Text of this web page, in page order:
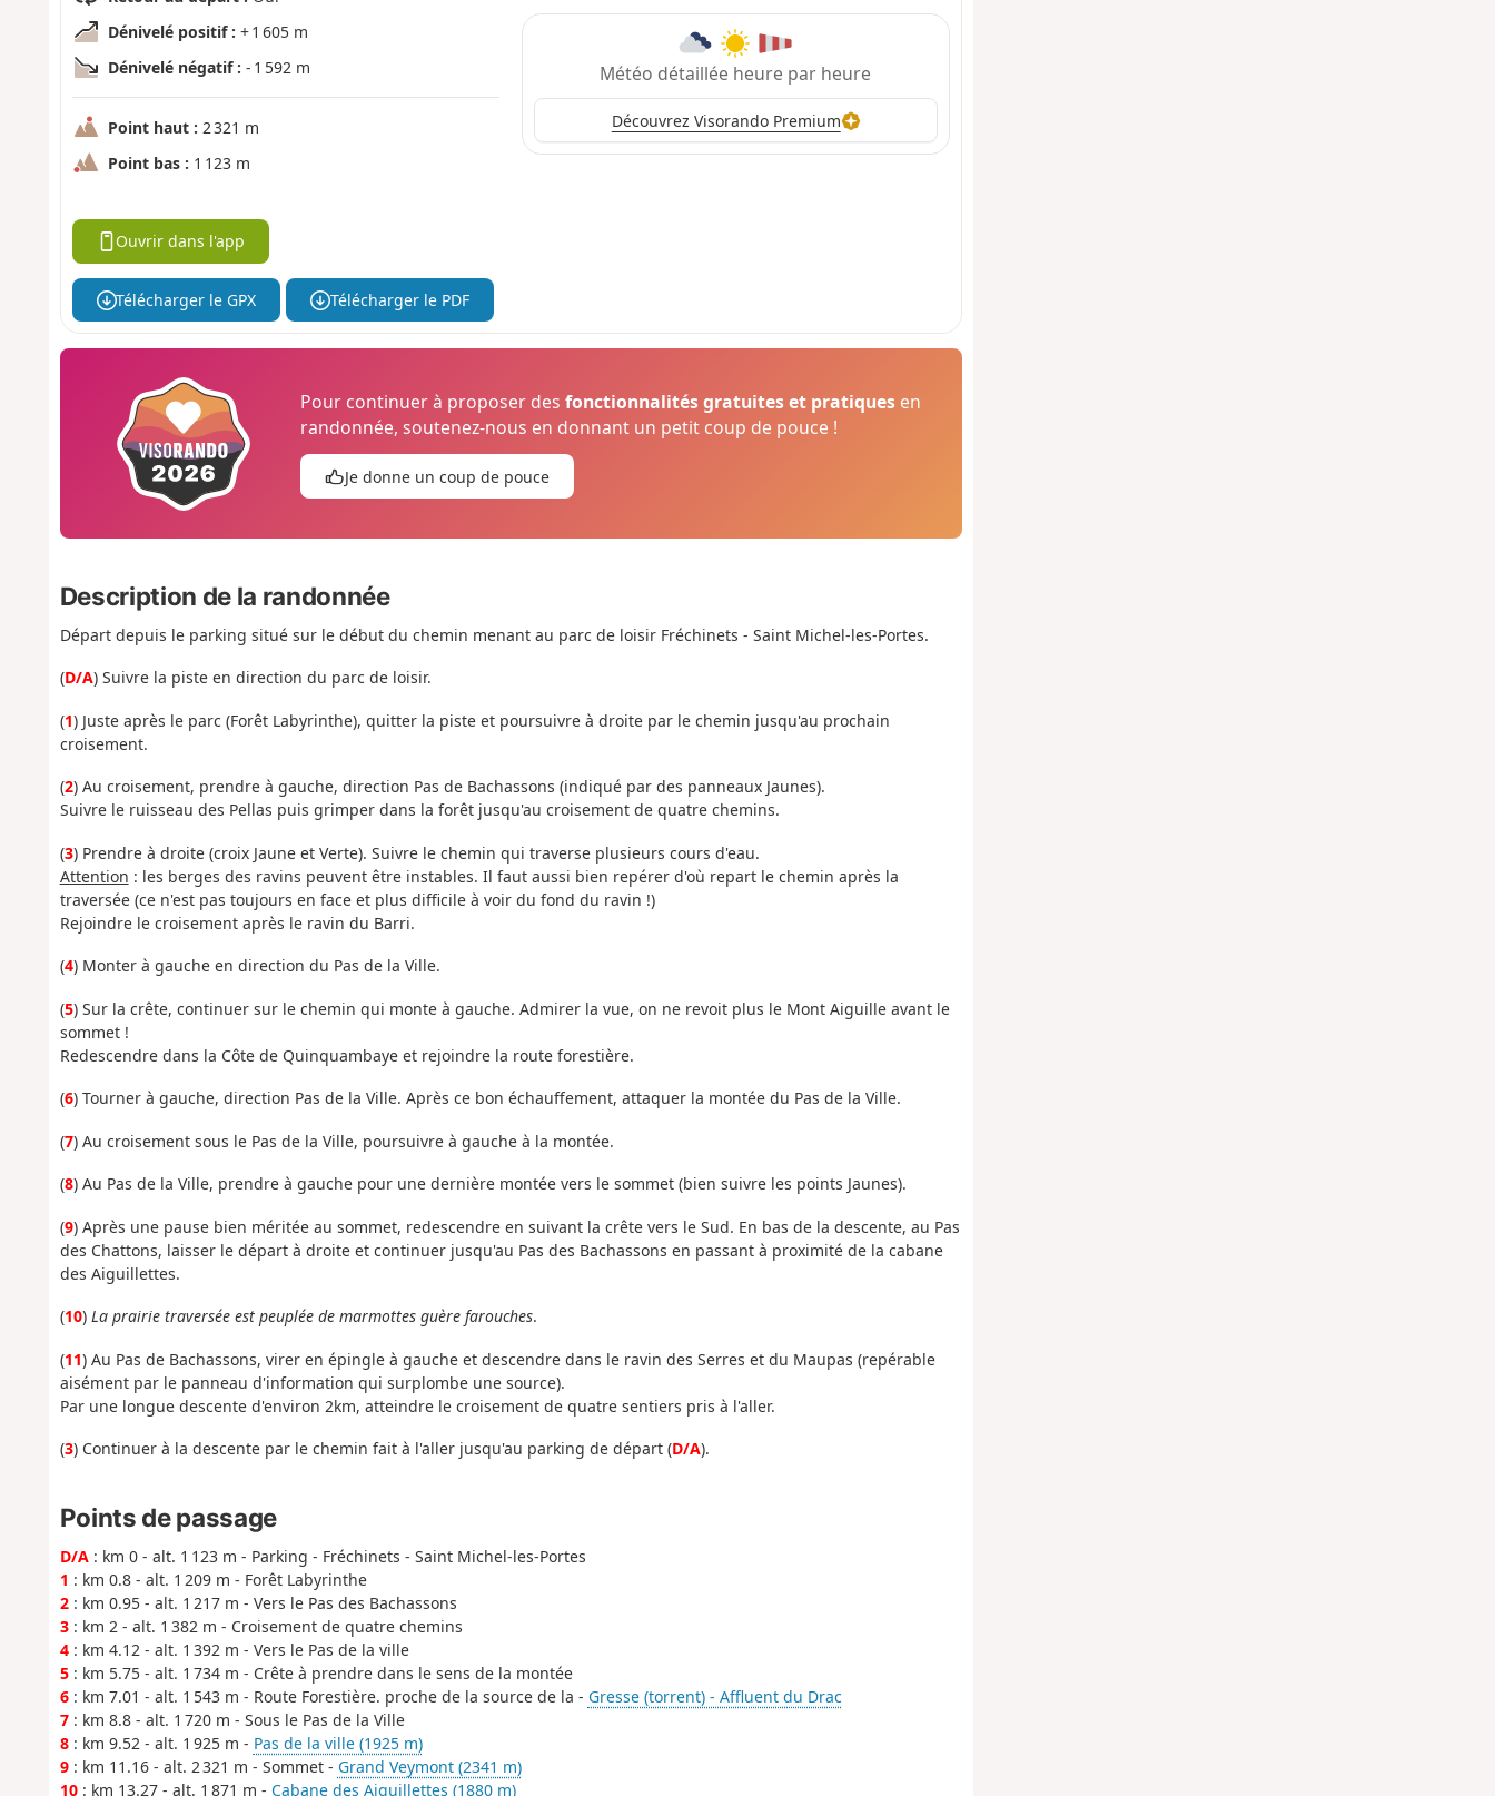
Dénivelé positif : + 1 605 m
Dénivelé négatif : - 1 592 m
Point haut : 2 321 m
Point bas : 1 123 m
Météo détaillée heure par heure
Découvrez Visorando Premium
Ouvrir dans l'app
Télécharger le GPX Télécharger le PDF
Pour continuer à proposer desfonctionnalités gratuites et pratiques en
randonnée, soutenez-nous en donnant un petit coup de pouce !
Je donne un coup de pouce
Description de la randonnée
Départ depuis le parking situé sur le début du chemin menant au parc de loisir Fréchinets - Saint Michel-les-Portes.
(D/A) Suivre la piste en direction du parc de loisir.
(1) Juste après le parc (Forêt Labyrinthe), quitter la piste et poursuivre à droite par le chemin jusqu'au prochain
croisement.
(2) Au croisement, prendre à gauche, direction Pas de Bachassons (indiqué par des panneaux Jaunes).
Suivre le ruisseau des Pellas puis grimper dans la forêt jusqu'au croisement de quatre chemins.
(3) Prendre à droite (croix Jaune et Verte). Suivre le chemin qui traverse plusieurs cours d'eau.
Attention : les berges des ravins peuvent être instables. Il faut aussi bien repérer d'où repart le chemin après la
traversée (ce n'est pas toujours en face et plus difficile à voir du fond du ravin !)
Rejoindre le croisement après le ravin du Barri.
(4) Monter à gauche en direction du Pas de la Ville.
(5) Sur la crête, continuer sur le chemin qui monte à gauche. Admirer la vue, on ne revoit plus le Mont Aiguille avant le
sommet !
Redescendre dans la Côte de Quinquambaye et rejoindre la route forestière.
(6) Tourner à gauche, direction Pas de la Ville. Après ce bon échauffement, attaquer la montée du Pas de la Ville.
(7) Au croisement sous le Pas de la Ville, poursuivre à gauche à la montée.
(8) Au Pas de la Ville, prendre à gauche pour une dernière montée vers le sommet (bien suivre les points Jaunes).
(9) Après une pause bien méritée au sommet, redescendre en suivant la crête vers le Sud. En bas de la descente, au Pas
des Chattons, laisser le départ à droite et continuer jusqu'au Pas des Bachassons en passant à proximité de la cabane
des Aiguillettes.
(10) La prairie traversée est peuplée de marmottes guère farouches.
(11) Au Pas de Bachassons, virer en épingle à gauche et descendre dans le ravin des Serres et du Maupas (repérable
aisément par le panneau d'information qui surplombe une source).
Par une longue descente d'environ 2km, atteindre le croisement de quatre sentiers pris à l'aller.
(3) Continuer à la descente par le chemin fait à l'aller jusqu'au parking de départ (D/A).
Points de passage
D/A: km 0 - alt. 1 123 m - Parking - Fréchinets - Saint Michel-les-Portes
1 : km 0.8 - alt. 1 209 m - Forêt Labyrinthe
2: km 0.95 - alt. 1 217 m - Vers le Pas des Bachassons
3: km 2 - alt. 1 382 m - Croisement de quatre chemins
4: km 4.12 - alt. 1 392 m - Vers le Pas de la ville
5: km 5.75 - alt. 1 734 m - Crête à prendre dans le sens de la montée
6: km 7.01 - alt. 1 543 m - Route Forestière. proche de la source de la - Gresse (torrent) - Affluent du Drac
7: km 8.8 - alt. 1 720 m - Sous le Pas de la Ville
8: km 9.52 - alt. 1 925 m - Pas de la ville (1925 m)
9: km 11.16 - alt. 2 321 m - Sommet - Grand Veymont (2341 m)
10: km 13.27 - alt. 1 871 m - Cabane des Aiguillettes (1880 m)